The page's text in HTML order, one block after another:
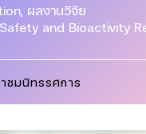
, ผลงานวิจัย
and Bioactivity
าชมนิทรรศการ